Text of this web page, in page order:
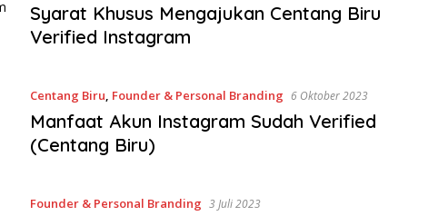
Syarat Khusus Mengajukan Centang Biru
Verified Instagram
Centang Biru, Founder & Personal Branding 6 Oktober 2023
Manfaat Akun Instagram Sudah Verified
(Centang Biru)
Founder & Personal Branding 3 Juli 2023